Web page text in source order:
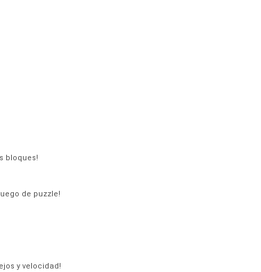
bloques!
de puzzle!
y velocidad!